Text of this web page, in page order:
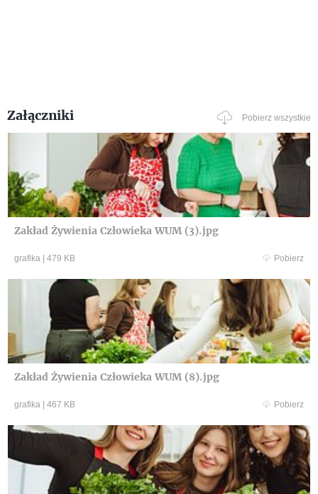
Załączniki Pobierz wszystkie
Zakład Żywienia Człowieka WUM (3).jpg
grafika | 479 KB Pobierz
Zakład Żywienia Człowieka WUM (8).jpg
grafika | 467 KB Pobierz